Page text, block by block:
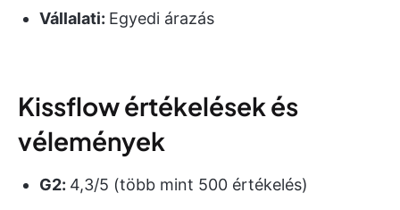
Vállalati: Egyedi árazás
Kissflow értékelések és
vélemények
G2: 4,3/5 (több mint 500 értékelés)